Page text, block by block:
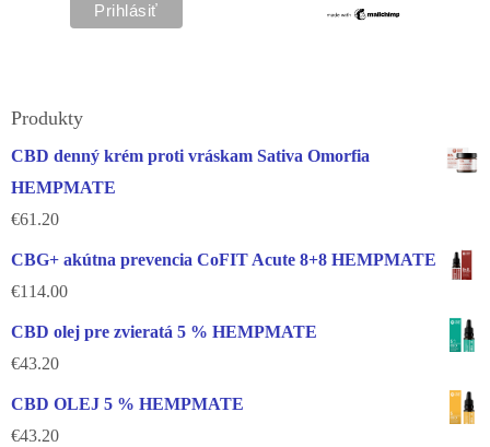
Produkty
CBD denný krém proti vráskam Sativa Omorfia
HEMPMATE
€61.20
CBG+ akútna prevencia CoFIT Acute 8+8 HEMPMATE
€114.00
CBD olej pre zvieratá 5 % HEMPMATE
€43.20
CBD OLEJ 5 % HEMPMATE
€43.20